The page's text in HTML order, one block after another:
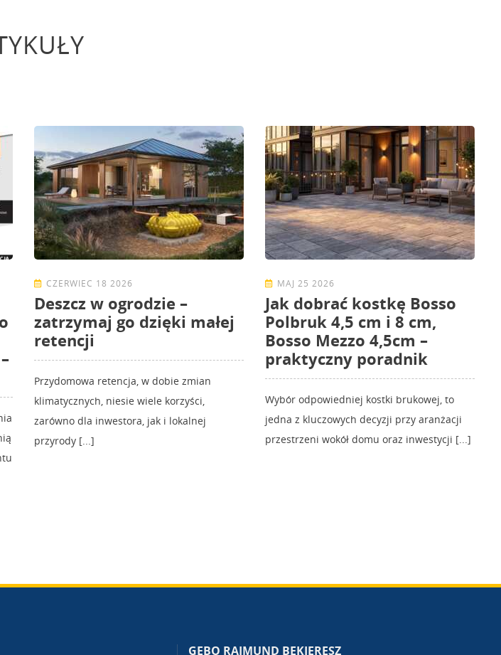
CZERWIEC 18 2026
Deszcz w ogrodzie –
zatrzymaj go dzięki małej
retencji
Przydomowa retencja, w dobie zmian
klimatycznych, niesie wiele korzyści,
zarówno dla inwestora, jak i lokalnej
przyrody [...]
MAJ 25 2026
Jak dobrać kostkę Bosso
Polbruk 4,5 cm i 8 cm,
Bosso Mezzo 4,5cm –
praktyczny poradnik
Wybór odpowiedniej kostki brukowej, to
jedna z kluczowych decyzji przy aranżacji
przestrzeni wokół domu oraz inwestycji [...]
GEBO RAJMUND BEKIERESZ